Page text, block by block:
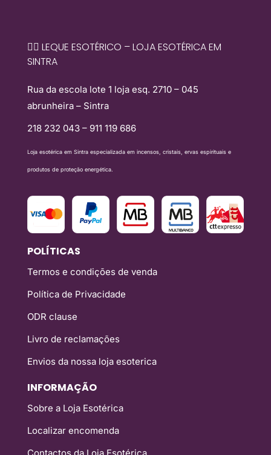
🧙‍♀️ LEQUE ESOTÉRICO – LOJA ESOTÉRICA EM
SINTRA
Rua da escola lote 1 loja esq. 2710 – 045
abrunheira – Sintra
218 232 043 – 911 119 686
Loja esotérica em Sintra especializada em incensos, cristais, ervas espirituais e
produtos de proteção energética.
POLÍTICAS
Termos e condições de venda
Política de Privacidade
ODR clause
Livro de reclamações
Envios da nossa loja esoterica
INFORMAÇÃO
Sobre a Loja Esotérica
Localizar encomenda